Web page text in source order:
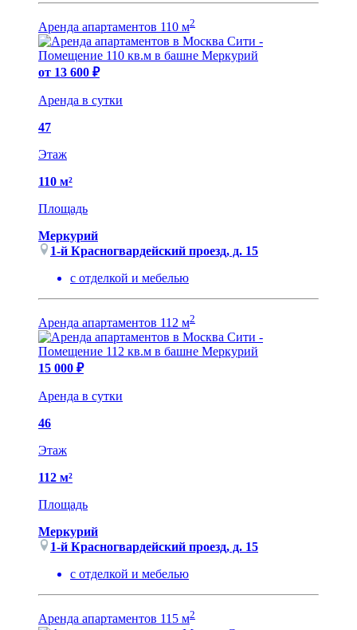
Аренда апартаментов 110 м2
от 13 600 ₽
Аренда в сутки
47
Этаж
110 м²
Площадь
Меркурий
1-й Красногвардейский проезд, д. 15
с отделкой и мебелью
Аренда апартаментов 112 м2
15 000 ₽
Аренда в сутки
46
Этаж
112 м²
Площадь
Меркурий
1-й Красногвардейский проезд, д. 15
с отделкой и мебелью
Аренда апартаментов 115 м2